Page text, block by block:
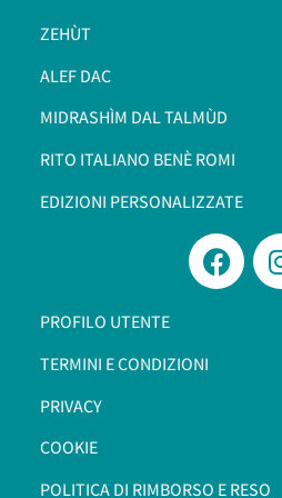
ZEHÙT
ALEF DAC
MIDRASHÌM DAL TALMÙD
RITO ITALIANO BENÈ ROMI​
EDIZIONI PERSONALIZZATE
PROFILO UTENTE
TERMINI E CONDIZIONI
PRIVACY
COOKIE
POLITICA DI RIMBORSO E RESO